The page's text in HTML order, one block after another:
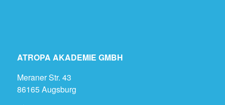
ATROPA AKADEMIE GMBH
Meraner Str. 43
86165 Augsburg